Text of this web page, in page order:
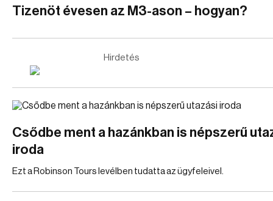
Tizenöt évesen az M3-ason – hogyan?
Hirdetés
Csődbe ment a hazánkban is népszerű
iroda
Ezt a Robinson Tours levélben tudatta az ügyfeleivel.